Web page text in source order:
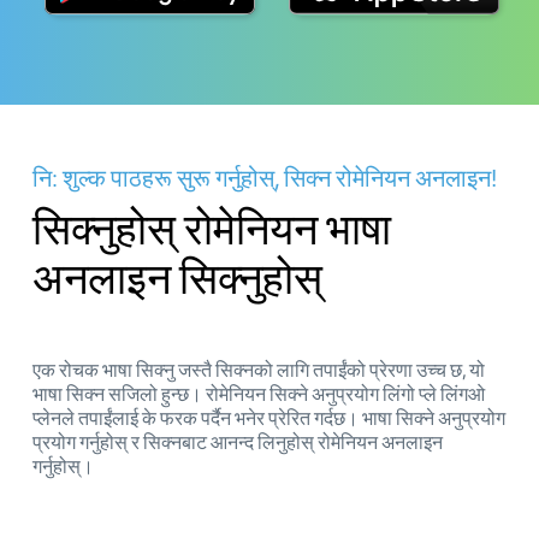
नि: शुल्क पाठहरू सुरू गर्नुहोस्, सिक्न रोमेनियन अनलाइन!
सिक्नुहोस् रोमेनियन भाषा
अनलाइन सिक्नुहोस्
एक रोचक भाषा सिक्नु जस्तै सिक्नको लागि तपाईंको प्रेरणा उच्च छ, यो
भाषा सिक्न सजिलो हुन्छ। रोमेनियन सिक्ने अनुप्रयोग लिंगो प्ले लिंगओ
प्लेनले तपाईंलाई के फरक पर्दैन भनेर प्रेरित गर्दछ। भाषा सिक्ने अनुप्रयोग
प्रयोग गर्नुहोस् र सिक्नबाट आनन्द लिनुहोस् रोमेनियन अनलाइन
गर्नुहोस्।